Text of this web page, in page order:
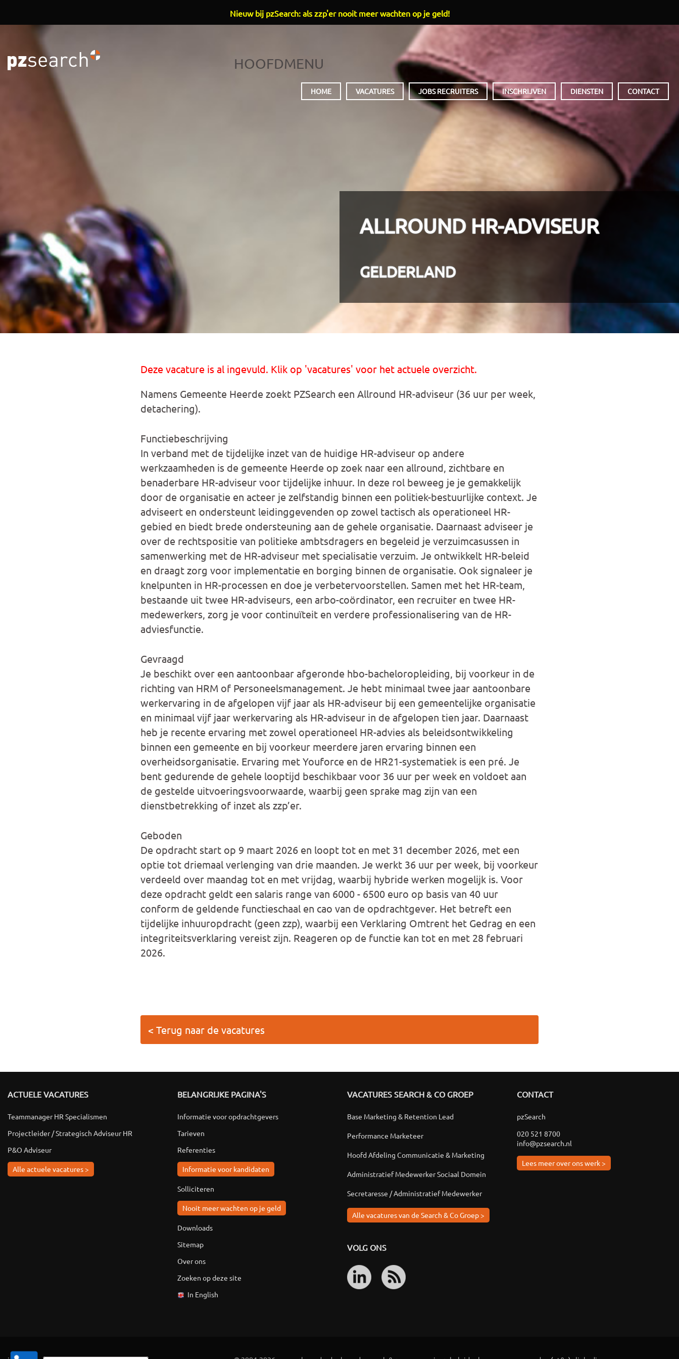
HOOFDMENU
HOME VACATURES JOBS RECRUITERS INSCHRIJVEN DIENSTEN CONTACT
ALLROUND HR-ADVISEUR
GELDERLAND
Deze vacature is al ingevuld. Klik op 'vacatures' voor het actuele overzicht.
Namens Gemeente Heerde zoekt PZSearch een Allround HR-adviseur (36 uur per week,
detachering).
Functiebeschrijving
In verband met de tijdelijke inzet van de huidige HR-adviseur op andere
werkzaamheden is de gemeente Heerde op zoek naar een allround, zichtbare en
benaderbare HR-adviseur voor tijdelijke inhuur. In deze rol beweeg je je gemakkelijk
door de organisatie en acteer je zelfstandig binnen een politiek-bestuurlijke context. Je
adviseert en ondersteunt leidinggevenden op zowel tactisch als operationeel HR-
gebied en biedt brede ondersteuning aan de gehele organisatie. Daarnaast adviseer je
over de rechtspositie van politieke ambtsdragers en begeleid je verzuimcasussen in
samenwerking met de HR-adviseur met specialisatie verzuim. Je ontwikkelt HR-beleid
en draagt zorg voor implementatie en borging binnen de organisatie. Ook signaleer je
knelpunten in HR-processen en doe je verbetervoorstellen. Samen met het HR-team,
bestaande uit twee HR-adviseurs, een arbo-coördinator, een recruiter en twee HR-
medewerkers, zorg je voor continuïteit en verdere professionalisering van de HR-
adviesfunctie.
Gevraagd
Je beschikt over een aantoonbaar afgeronde hbo-bacheloropleiding, bij voorkeur in de
richting van HRM of Personeelsmanagement. Je hebt minimaal twee jaar aantoonbare
werkervaring in de afgelopen vijf jaar als HR-adviseur bij een gemeentelijke organisatie
en minimaal vijf jaar werkervaring als HR-adviseur in de afgelopen tien jaar. Daarnaast
heb je recente ervaring met zowel operationeel HR-advies als beleidsontwikkeling
binnen een gemeente en bij voorkeur meerdere jaren ervaring binnen een
overheidsorganisatie. Ervaring met Youforce en de HR21-systematiek is een pré. Je
bent gedurende de gehele looptijd beschikbaar voor 36 uur per week en voldoet aan
de gestelde uitvoeringsvoorwaarde, waarbij geen sprake mag zijn van een
dienstbetrekking of inzet als zzp’er.
Geboden
De opdracht start op 9 maart 2026 en loopt tot en met 31 december 2026, met een
optie tot driemaal verlenging van drie maanden. Je werkt 36 uur per week, bij voorkeur
verdeeld over maandag tot en met vrijdag, waarbij hybride werken mogelijk is. Voor
deze opdracht geldt een salaris range van 6000 - 6500 euro op basis van 40 uur
conform de geldende functieschaal en cao van de opdrachtgever. Het betreft een
tijdelijke inhuuropdracht (geen zzp), waarbij een Verklaring Omtrent het Gedrag en een
integriteitsverklaring vereist zijn. Reageren op de functie kan tot en met 28 februari
2026.
< Terug naar de vacatures
ACTUELE VACATURES
Teammanager HR Specialismen
Projectleider / Strategisch Adviseur HR
P&O Adviseur
Alle actuele vacatures >
BELANGRIJKE PAGINA'S
Informatie voor opdrachtgevers
Tarieven
Referenties
Informatie voor kandidaten
Solliciteren
Nooit meer wachten op je geld
Downloads
Sitemap
Over ons
Zoeken op deze site
In English
VACATURES SEARCH & CO GROEP
Base Marketing & Retention Lead
Performance Marketeer
Hoofd Afdeling Communicatie & Marketing
Administratief Medewerker Sociaal Domein
Secretaresse / Administratief Medewerker
Alle vacatures van de Search & Co Groep >
VOLG ONS
CONTACT
pzSearch
020 521 8700
info@pzsearch.nl
Lees meer over ons werk >
Nieuw bij pzSearch: als zzp'er nooit meer wachten op je geld!